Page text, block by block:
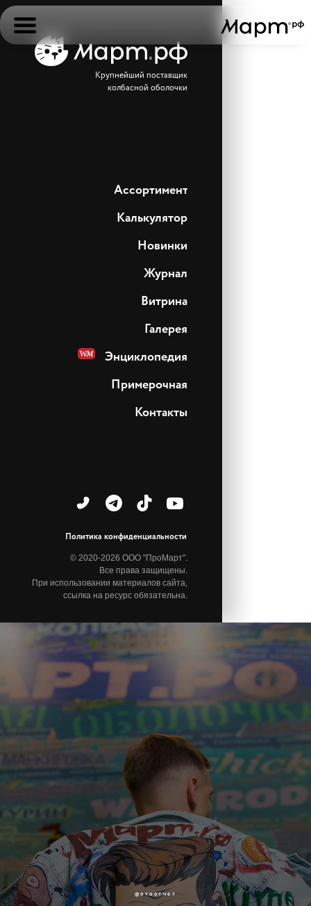
Ассортимент
Новинки
Журнал
Галерея
Витрина
Энциклопедия
Примерочная
Контакты
© 2020-2026 ООО "ПроМарт".
Все права защищены.
При использовании материалов сайта,
ссылка на ресурс обязательна.
Политика конфиденциальности
Крупнейший поставщик
колбасной оболочки
Калькулятор
фотоотчет